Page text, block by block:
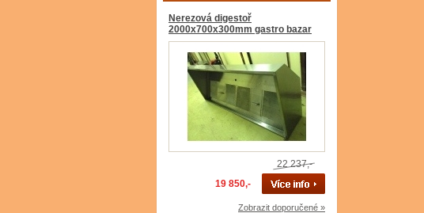
Nerezová digestoř
2000x700x300mm gastro bazar
22 237,-
19 850,-
Zobrazit doporučené »